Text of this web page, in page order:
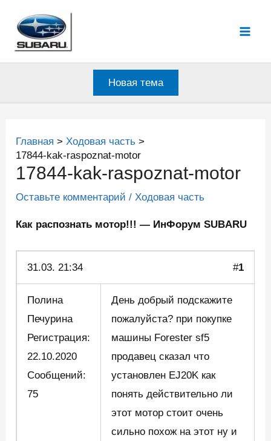
содержимому
Новая тема
Главная
Ходовая часть
17844-kak-raspoznat-motor
17844-kak-raspoznat-motor
Оставьте комментарий /Ходовая часть
Как распознать мотор!!! — ИнФорум SUBARU
31.03. 21:34 #1
Полина
Печурина
Регистрация:
22.10.2020
Сообщений:
75
День добрый подскажите
пожалуйста? при покупке
машины Forester sf5
продавец сказал что
установлен EJ20K как
понять действительно ли
этот мотор стоит очень
сильно похож на этот ну и